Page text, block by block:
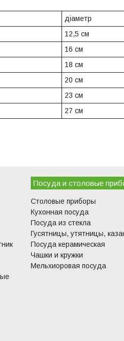
діаметр
12,5 см
16 см
18 см
20 см
23 см
27 см
Посуда и столовые
Столовые приборы
Кухонная посуда
Посуда из стекла
Гусятницы, утятницы,
Посуда керамическая
Чашки и кружки
Мельхиоровая посуда